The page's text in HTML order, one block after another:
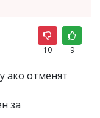
10 9
ако отменят
за